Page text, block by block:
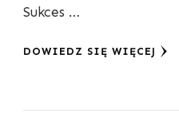
Sukces …
DOWIEDZ SIĘ WIĘCEJ